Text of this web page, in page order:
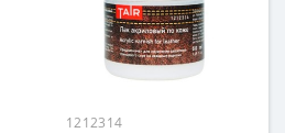
1212314